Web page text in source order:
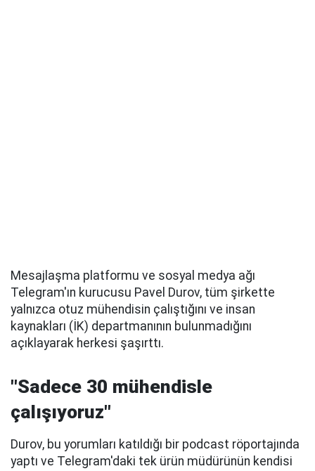
Mesajlaşma platformu ve sosyal medya ağı
Telegram'ın kurucusu Pavel Durov, tüm şirkette
yalnızca otuz mühendisin çalıştığını ve insan
kaynakları (İK) departmanının bulunmadığını
açıklayarak herkesi şaşırttı.
"Sadece 30 mühendisle
çalışıyoruz"
Durov, bu yorumları katıldığı bir podcast röportajında
yaptı ve Telegram'daki tek ürün müdürünün kendisi